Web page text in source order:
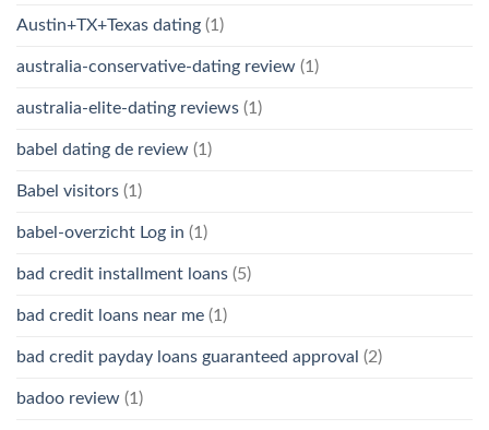
Austin+TX+Texas dating (1)
australia-conservative-dating review (1)
australia-elite-dating reviews (1)
babel dating de review (1)
Babel visitors (1)
babel-overzicht Log in (1)
bad credit installment loans (5)
bad credit loans near me (1)
bad credit payday loans guaranteed approval (2)
badoo review (1)